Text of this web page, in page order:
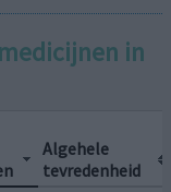
in
Algehele
tevredenheid